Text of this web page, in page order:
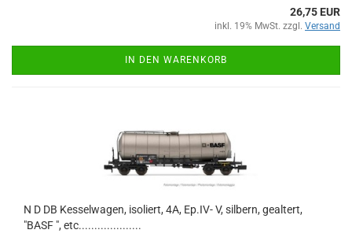
26,75 EUR
inkl. 19% MwSt. zzgl. Versand
IN DEN WARENKORB
N D DB Kesselwagen, isoliert, 4A, Ep.IV- V, silbern, gealtert,
"BASF ", etc....................